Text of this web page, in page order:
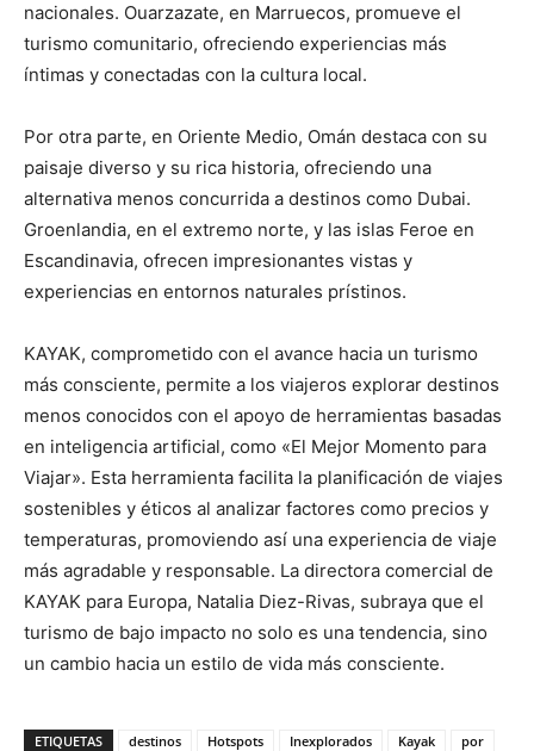
nacionales. Ouarzazate, en Marruecos, promueve el
turismo comunitario, ofreciendo experiencias más
íntimas y conectadas con la cultura local.
Por otra parte, en Oriente Medio, Omán destaca con su
paisaje diverso y su rica historia, ofreciendo una
alternativa menos concurrida a destinos como Dubai.
Groenlandia, en el extremo norte, y las islas Feroe en
Escandinavia, ofrecen impresionantes vistas y
experiencias en entornos naturales prístinos.
KAYAK, comprometido con el avance hacia un turismo
más consciente, permite a los viajeros explorar destinos
menos conocidos con el apoyo de herramientas basadas
en inteligencia artificial, como «El Mejor Momento para
Viajar». Esta herramienta facilita la planificación de viajes
sostenibles y éticos al analizar factores como precios y
temperaturas, promoviendo así una experiencia de viaje
más agradable y responsable. La directora comercial de
KAYAK para Europa, Natalia Diez-Rivas, subraya que el
turismo de bajo impacto no solo es una tendencia, sino
un cambio hacia un estilo de vida más consciente.
ETIQUETAS destinos Hotspots Inexplorados Kayak
por